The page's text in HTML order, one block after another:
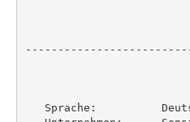
Sprache: